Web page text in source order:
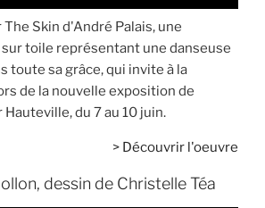
Skin d'André Palais, une
toile représentant une danseuse
toute sa grâce, qui invite à la
de la nouvelle exposition de
du 7 au 10 juin.
> Découvrir l'oeuvre
dessin de Christelle Téa